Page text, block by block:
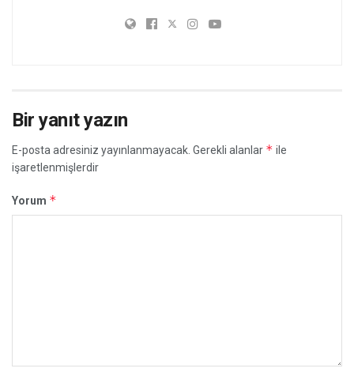
Bir yanıt yazın
E-posta adresiniz yayınlanmayacak. Gerekli alanlar * ile
işaretlenmişlerdir
Yorum *